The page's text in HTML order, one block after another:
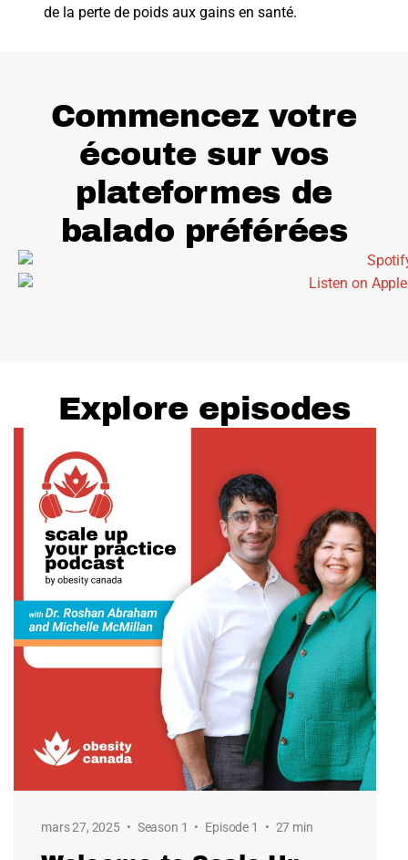
de la perte de poids aux gains en santé.
Commencez votre
écoute sur vos
plateformes de
balado préférées
Explore episodes
mars 27, 2025 Season 1 Episode 1 27 min